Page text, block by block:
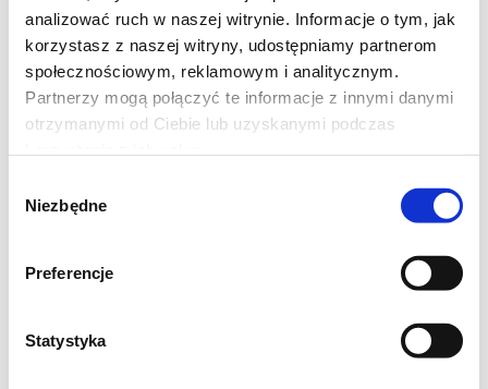
analizować ruch w naszej witrynie. Informacje o tym, jak
korzystasz z naszej witryny, udostępniamy partnerom
społecznościowym, reklamowym i analitycznym.
Partnerzy mogą połączyć te informacje z innymi danymi
otrzymanymi od Ciebie lub uzyskanymi podczas
zgody
Niezbędne
Preferencje
Statystyka